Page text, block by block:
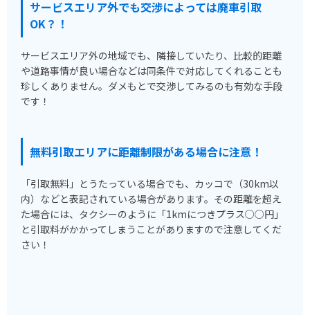
サービスエリア外でも交渉によっては廃車引取
OK？！
サービスエリア外の地域でも、隣接していたり、比較的距離
や道路事情が良い場合などは同条件で対応してくれることも
珍しくありません。ダメもとで交渉してみるのも有効な手段
です！
無料引取エリアに距離制限がある場合に注意！
「引取無料」とうたっている場合でも、カッコで（30km以
内）などと表記されている場合があります。その距離を超え
た場合には、タクシーのように「1kmにつきプラス○○円」
と引取料がかかってしまうことがありますので注意してくだ
さい！